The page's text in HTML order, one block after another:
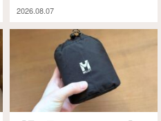
2026.08.07